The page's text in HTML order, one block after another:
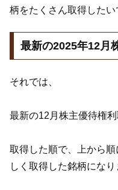
柄をたくさん取得したい
最新の2025年12月
それでは、
最新の12月株主優待権
取得した順で、上から
しく取得した銘柄になり